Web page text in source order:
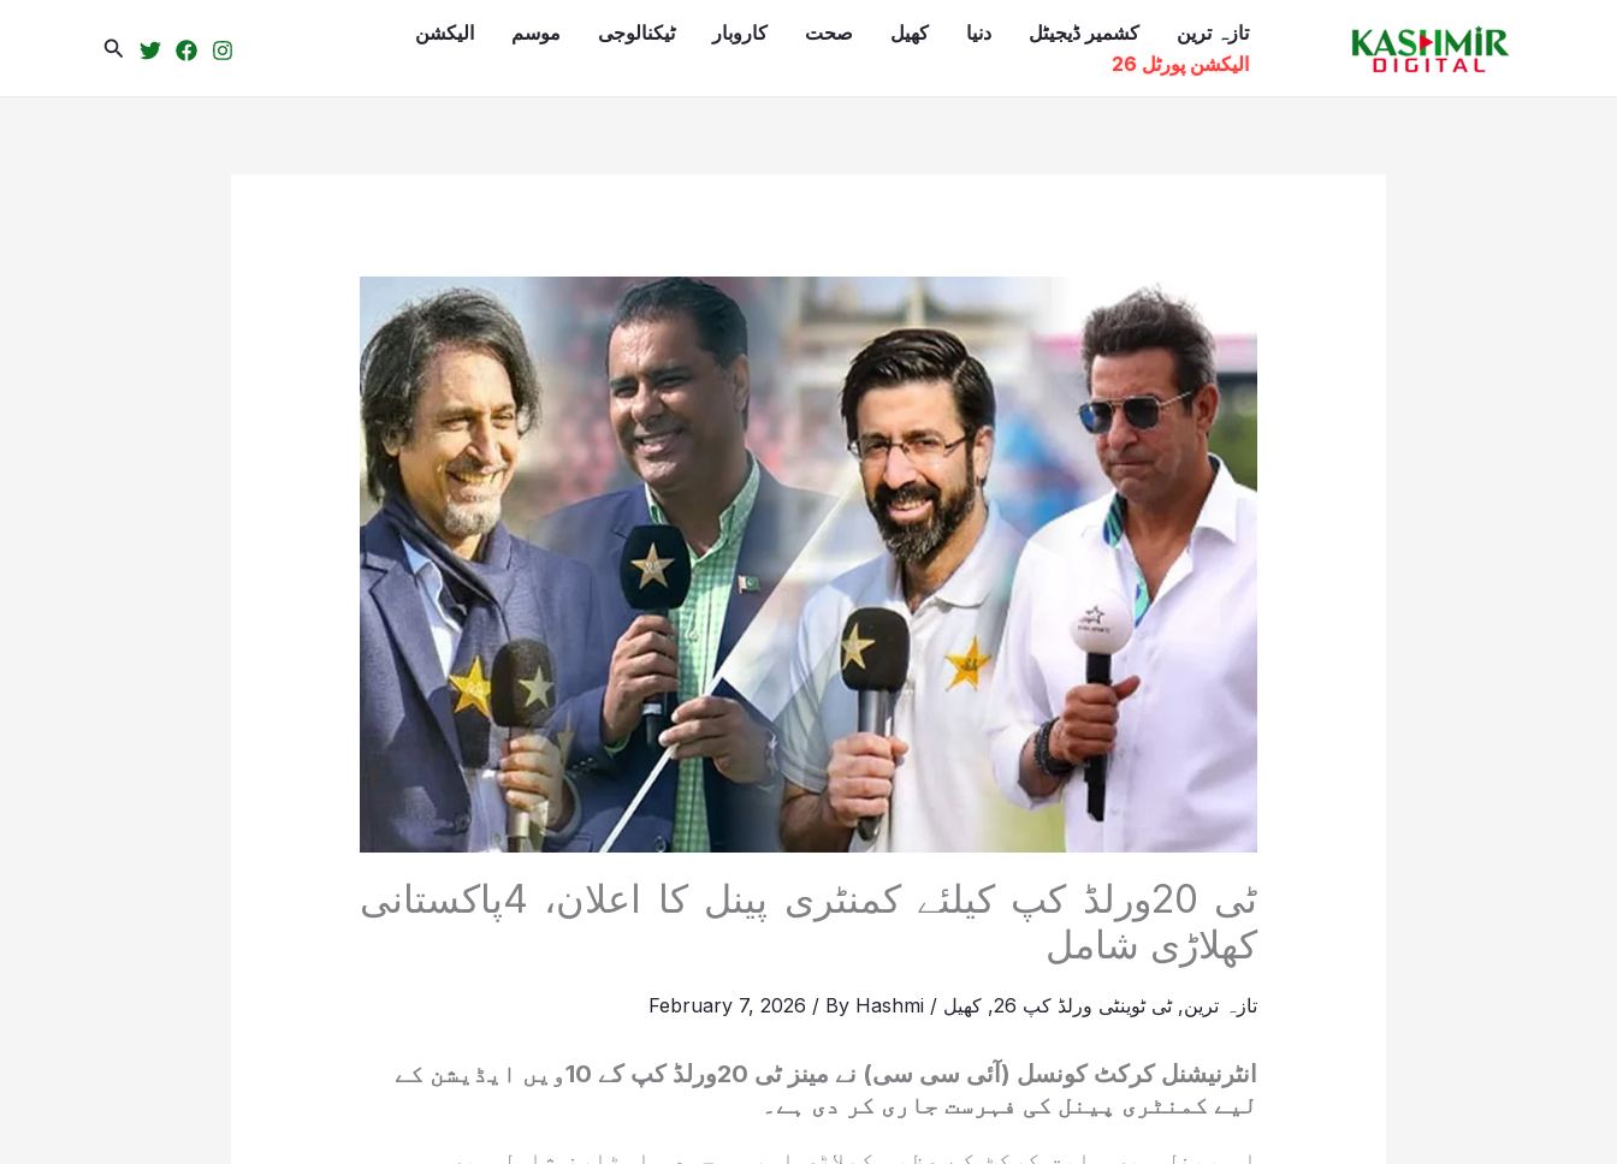
تازہ ترین کشمیر ڈیجیٹل دنیا کھیل صحت کاروبار ٹیکنالوجی موسم
الیکشن
الیکشن پورٹل 26
Search
ٹی 20ورلڈ کپ کیلئے کمنٹری پینل کا اعلان، 4پاکستانی
کھلاڑی شامل
تازہ ترین,ٹی ٹوینٹی ورلڈ کپ 26 , کھیل /
February 7, 2026 / By Hashmi
انٹرنیشنل کرکٹ کونسل (آئی سی سی) نے مینز ٹی 20ورلڈ کپ کے 10ویں ایڈیشن کے
لیے کمنٹری پینل کی فہرست جاری کر دی ہے۔